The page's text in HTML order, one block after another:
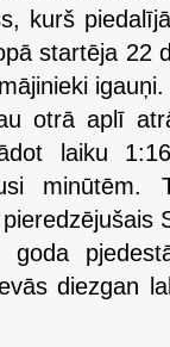
kurš
startēja 22
otrā aplī
laiku
minūtēm.
diezgan